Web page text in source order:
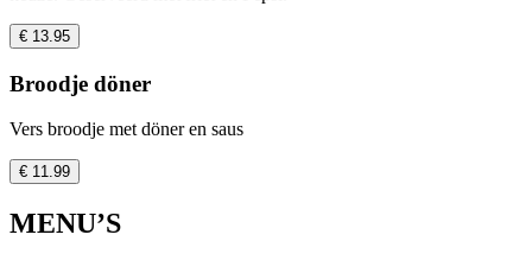
€ 13.95
Broodje döner
Vers broodje met döner en saus
€ 11.99
MENU’S